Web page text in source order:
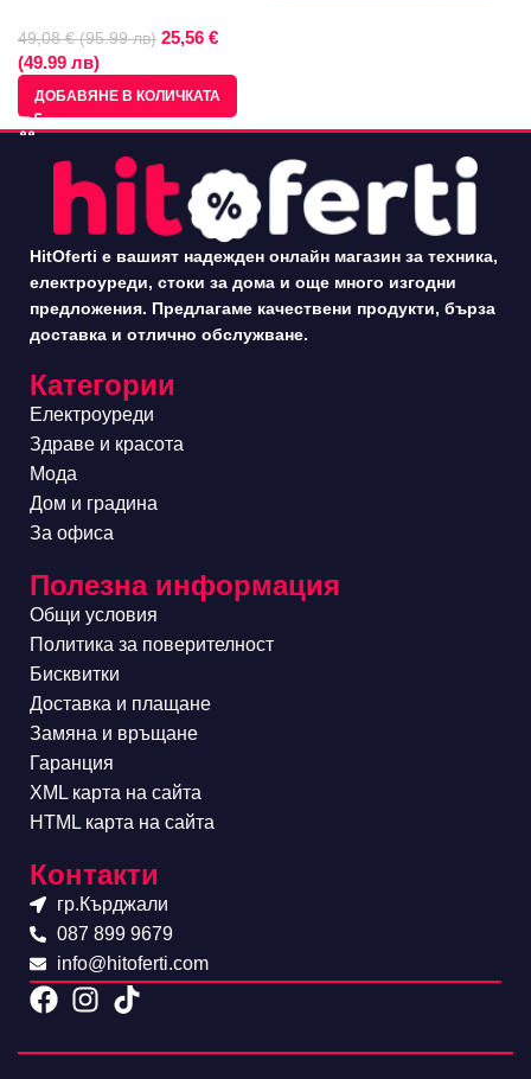
49,08 € (95.99 лв) 25,56 €
(49.99 лв)
ДОБАВЯНЕ В КОЛИЧКАТА
HitOferti е вашият надежден онлайн магазин за техника,
електроуреди, стоки за дома и още много изгодни
предложения. Предлагаме качествени продукти, бърза
доставка и отлично обслужване.
Категории
Електроуреди
Здраве и красота
Мода
Дом и градина
За офиса
Полезна информация
Общи условия
Политика за поверителност
Бисквитки
Доставка и плащане
Замяна и връщане
Гаранция
XML карта на сайта
HTML карта на сайта
Контакти
гр.Кърджали
087 899 9679
info@hitoferti.com